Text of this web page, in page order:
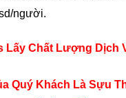
người.
Lấy Chất Lượng Dịch
Quý Khách Là Sựu